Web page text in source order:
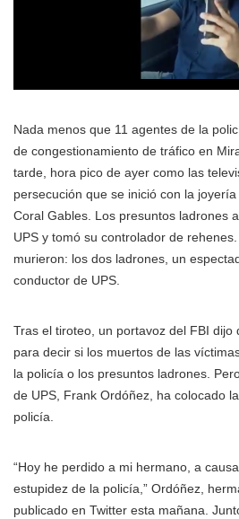
Nada menos que 11 agentes de la
de congestionamiento de tráfico en
tarde, hora pico de ayer como las
persecución que se inició con la
Coral Gables. Los presuntos ladrones
UPS y tomó su controlador de
murieron: los dos ladrones, un
conductor de UPS.
Tras el tiroteo, un portavoz del FBI
para decir si los muertos de las
la policía o los presuntos ladrones.
de UPS, Frank Ordóñez, ha colocado
policía.
“Hoy he perdido a mi hermano, a
estupidez de la policía,” Ordóñez,
publicado en Twitter esta mañana.